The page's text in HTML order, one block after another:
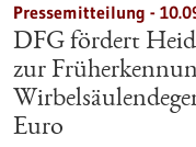
Pressemitteilung -
DFG fördert
zur
Euro